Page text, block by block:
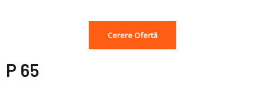
Cerere Ofertă
P 65